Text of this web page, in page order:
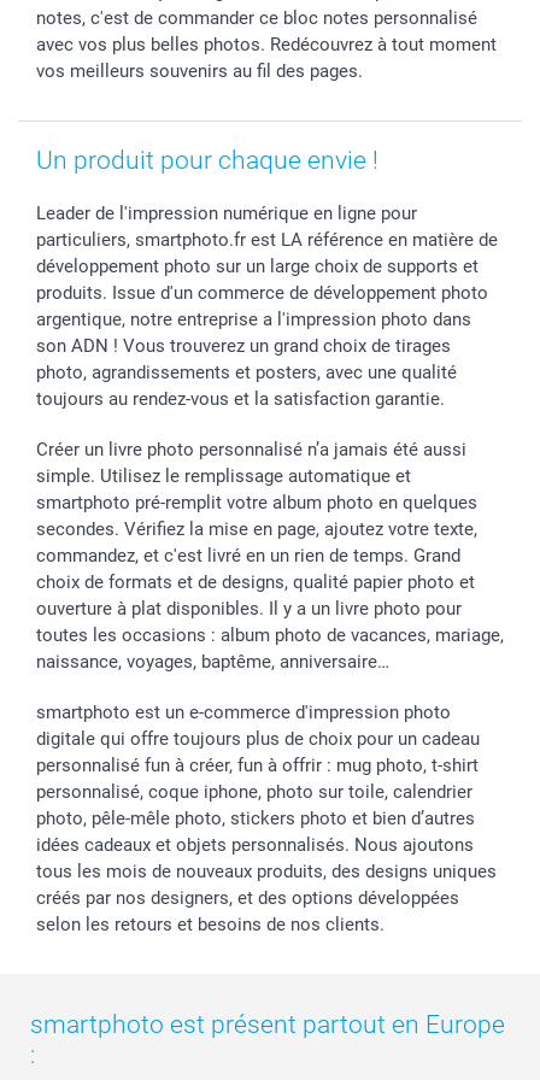
Rentrée des classes
Vacances
Partenariats & Influence
Modes de paiement
Grandes quantités
notes, c'est de commander ce bloc notes personnalisé
avec vos plus belles photos. Redécouvrez à tout moment
vos meilleurs souvenirs au fil des pages.
Un produit pour chaque envie !
Leader de l'impression numérique en ligne pour
particuliers, smartphoto.fr est LA référence en matière de
développement photo sur un large choix de supports et
produits. Issue d'un commerce de développement photo
argentique, notre entreprise a l'impression photo dans
son ADN ! Vous trouverez un grand choix de tirages
photo, agrandissements et posters, avec une qualité
toujours au rendez-vous et la satisfaction garantie.
Créer un livre photo personnalisé n’a jamais été aussi
simple. Utilisez le remplissage automatique et
smartphoto pré-remplit votre album photo en quelques
secondes. Vérifiez la mise en page, ajoutez votre texte,
commandez, et c'est livré en un rien de temps. Grand
choix de formats et de designs, qualité papier photo et
ouverture à plat disponibles. Il y a un livre photo pour
toutes les occasions : album photo de vacances, mariage,
naissance, voyages, baptême, anniversaire…
smartphoto est un e-commerce d'impression photo
digitale qui offre toujours plus de choix pour un cadeau
personnalisé fun à créer, fun à offrir : mug photo, t-shirt
personnalisé, coque iphone, photo sur toile, calendrier
photo, pêle-mêle photo, stickers photo et bien d’autres
idées cadeaux et objets personnalisés. Nous ajoutons
tous les mois de nouveaux produits, des designs uniques
créés par nos designers, et des options développées
selon les retours et besoins de nos clients.
smartphoto est présent partout en Europe
: